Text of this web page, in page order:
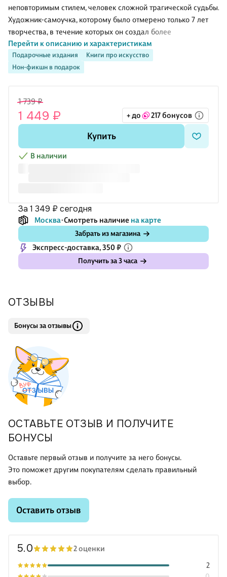
Подарочные издания
Книги про искусство
Нон-фикшн в подарок
неповторимым стилем, человек сложной трагической судьбы.
Художник-самоучка, которому было отмерено только 7 лет
творчества, в течение которых он создал более
потрясающих 800 картин и 1000 рисунков.Эпистолярное
наследие Винсента Ван Гога включает в себя более семисот
писем, которые открывают нам правду о жизни художника,
пор ходит много легенд. Так и не познав успеха при жизни,
он умер в полном забвении, оставив нам множество загадок,
а уже в XXI веке его творческое наследие обрело
Перейти к описанию и характеристикам
1 739 ₽
1 449 ₽ + до 217 бонусов
Купить
В наличии
за 1 349 ₽ сегодня
Москва Смотреть наличие на карте
Забрать из магазина
Экспресс-доставка, 350 ₽
Получить за 3 часа
ОТЗЫВЫ
Бонусы за отзывы
ОСТАВЬТЕ ОТЗЫВ И ПОЛУЧИТЕ
БОНУСЫ
Оставьте первый отзыв и получите за него бонусы.
Это поможет другим покупателям сделать правильный
выбор.
Оставить отзыв
5.0 2 оценки
2